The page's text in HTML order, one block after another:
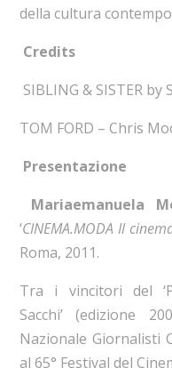
della cultura
Credits
SIBLING & SISTER
TOM FORD – Chris
Presentazione
Mariaemanuela
‘CINEMA.MODA Il
Roma, 2011.
Tra i vincitori del
Sacchi’ (edizione
Nazionale Giornalisti
al 65° Festival del